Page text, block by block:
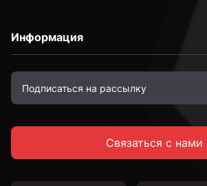
Информация
Связаться с нами